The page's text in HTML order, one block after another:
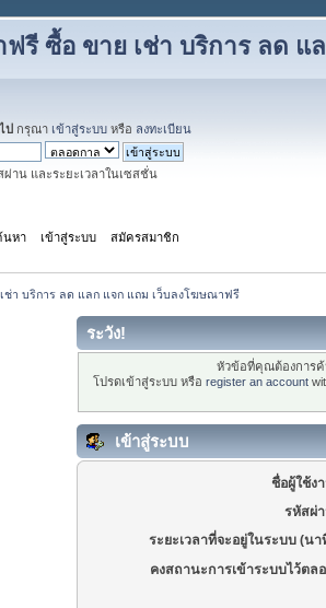
รี ซื้อ ขาย เช่า บริการ ลด
ป กรุณา เข้าสู่ระบบ หรือ ลงทะเบียน
าน และระยะเวลาในเซสชั่น
นหา เข้าสู่ระบบ สมัครสมาชิก
ช่า บริการ ลด แลก แจก แถม เว็บลงโฆษณาฟรี
ระวัง!
หัวข้อที่คุณต้องการ
โปรดเข้าสู่ระบบ หรือ register an account
เข้าสู่ระบบ
ชื่อผู้ใช้ง
รหัสผ่
ระยะเวลาที่จะอยู่ในระบบ (นา
คงสถานะการเข้าระบบไว้ตล